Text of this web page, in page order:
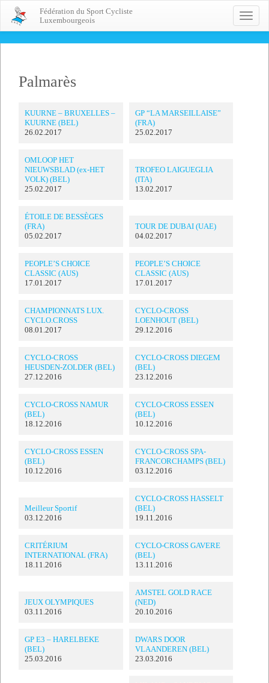
Toggle
Fédération du Sport Cycliste
Luxembourgeois
Palmarès
KUURNE – BRUXELLES –
KUURNE (BEL)
26.02.2017
GP “LA MARSEILLAISE”
(FRA)
25.02.2017
OMLOOP HET
NIEUWSBLAD (ex-HET
VOLK) (BEL)
25.02.2017
TROFEO LAIGUEGLIA
(ITA)
13.02.2017
ÉTOILE DE BESSÈGES
(FRA)
05.02.2017
TOUR DE DUBAI (UAE)
04.02.2017
PEOPLE’S CHOICE
CLASSIC (AUS)
17.01.2017
PEOPLE’S CHOICE
CLASSIC (AUS)
17.01.2017
CHAMPIONNATS LUX.
CYCLO.CROSS
08.01.2017
CYCLO-CROSS
LOENHOUT (BEL)
29.12.2016
CYCLO-CROSS
HEUSDEN-ZOLDER (BEL)
27.12.2016
CYCLO-CROSS DIEGEM
(BEL)
23.12.2016
CYCLO-CROSS NAMUR
(BEL)
18.12.2016
CYCLO-CROSS ESSEN
(BEL)
10.12.2016
CYCLO-CROSS ESSEN
(BEL)
10.12.2016
CYCLO-CROSS SPA-
FRANCORCHAMPS (BEL)
03.12.2016
Meilleur Sportif
03.12.2016
CYCLO-CROSS HASSELT
(BEL)
19.11.2016
CRITÉRIUM
INTERNATIONAL (FRA)
18.11.2016
CYCLO-CROSS GAVERE
(BEL)
13.11.2016
JEUX OLYMPIQUES
03.11.2016
AMSTEL GOLD RACE
(NED)
20.10.2016
GP E3 – HARELBEKE
(BEL)
25.03.2016
DWARS DOOR
VLAANDEREN (BEL)
23.03.2016